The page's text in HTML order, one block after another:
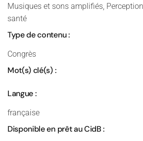
Musiques et sons amplifiés,
santé
Type de contenu :
Congrès
Mot(s) clé(s) :
Langue :
française
Disponible en prêt au CidB :